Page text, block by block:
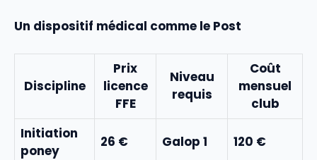
Un dispositif médical comme le Post
Discipline
Prix
licence
FFE
Niveau
requis
Coût
mensuel
club
Initiation
poney
26 € Galop 1 120 €